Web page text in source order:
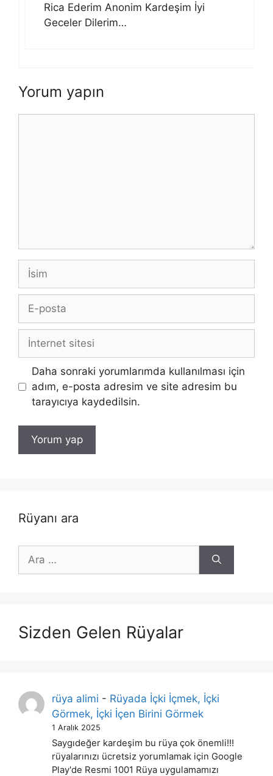
Rica Ederim Anonim Kardeşim İyi
Geceler Dilerim…
Yorum yapın
İsim
posta
İnternet
Daha sonraki yorumlarımda kullanılması için
adım, e-posta adresim ve site adresim bu
tarayıcıya kaydedilsin.
Rüyanı ara
ara
Sizden Gelen Rüyalar
rüya alimi - Rüyada İçki İçmek, İçki
Görmek, İçki İçen Birini Görmek
1 Aralık 2025
Saygıdeğer kardeşim bu rüya çok önemli!!!
rüyalarınızı ücretsiz yorumlamak için Google
Play'de Resmi 1001 Rüya uygulamamızı